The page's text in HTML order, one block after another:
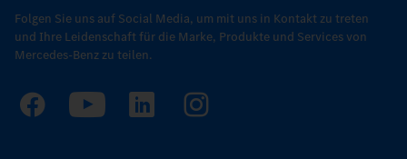
Folgen Sie uns auf Social Media, um mit uns in Kontakt zu treten
und Ihre Leidenschaft für die Marke, Produkte und Services von
Mercedes-Benz zu teilen.